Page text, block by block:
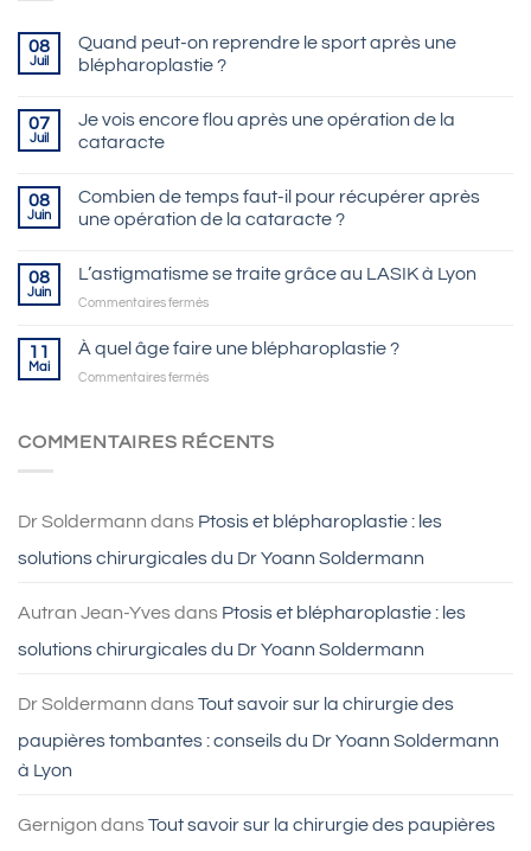
08
Juil
Quand peut-on reprendre le sport après une
blépharoplastie ?
07
Juil
Je vois encore flou après une opération de la
cataracte
08
Juin
Combien de temps faut-il pour récupérer après
une opération de la cataracte ?
08
Juin
L’astigmatisme se traite grâce au LASIK à Lyon
Commentaires ferméssur
grâce
à
11
Mai
À quel âge faire une blépharoplastie ?
Commentaires ferméssur
âge
?
COMMENTAIRES RÉCENTS
Dr Soldermann dans Ptosis et blépharoplastie : les
solutions chirurgicales du Dr Yoann Soldermann
Autran Jean-Yves dans Ptosis et blépharoplastie : les
solutions chirurgicales du Dr Yoann Soldermann
Dr Soldermann dans Tout savoir sur la chirurgie des
paupières tombantes : conseils du Dr Yoann Soldermann
à Lyon
Gernigon dans Tout savoir sur la chirurgie des paupières